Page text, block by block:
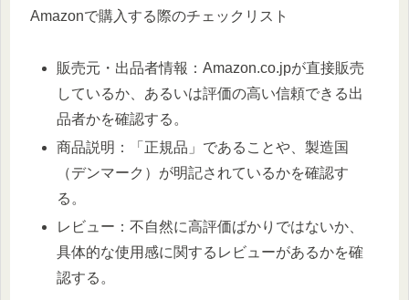
Amazonで購入する際のチェックリスト
販売元・出品者情報：Amazon.co.jpが直接販売
しているか、あるいは評価の高い信頼できる出
品者かを確認する。
商品説明：「正規品」であることや、製造国
（デンマーク）が明記されているかを確認す
る。
レビュー：不自然に高評価ばかりではないか、
具体的な使用感に関するレビューがあるかを確
認する。